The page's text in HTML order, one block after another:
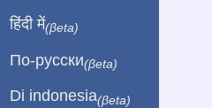
हिंदी में(βeta)
По-русски(βeta)
Di indonesia(βeta)